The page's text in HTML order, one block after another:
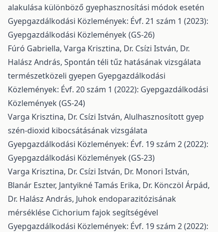
alakulása különböző gyephasznosítási módok esetén
Gyepgazdálkodási Közlemények: Évf. 21 szám 1 (2023):
Gyepgazdálkodási Közlemények (GS-26)
Fúró Gabriella, Varga Krisztina, Dr. Csízi István, Dr.
Halász András, Spontán téli tűz hatásának vizsgálata
természetközeli gyepen Gyepgazdálkodási
Közlemények: Évf. 20 szám 1 (2022): Gyepgazdálkodási
Közlemények (GS-24)
Varga Krisztina, Dr. Csízi István, Alulhasznosított gyep
szén-dioxid kibocsátásának vizsgálata
Gyepgazdálkodási Közlemények: Évf. 19 szám 2 (2022):
Gyepgazdálkodási Közlemények (GS-23)
Varga Krisztina, Dr. Csízi István, Dr. Monori István,
Blanár Eszter, Jantyikné Tamás Erika, Dr. Könczöl Árpád,
Dr. Halász András, Juhok endoparazitózisának
mérséklése Cichorium fajok segítségével
Gyepgazdálkodási Közlemények: Évf. 19 szám 2 (2022):